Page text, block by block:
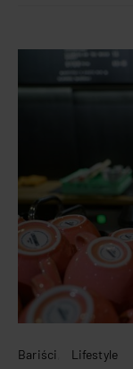
Bariści Lifestyle